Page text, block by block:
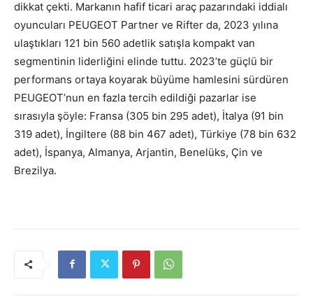
dikkat çekti. Markanın hafif ticari araç pazarındaki iddialı
oyuncuları PEUGEOT Partner ve Rifter da, 2023 yılına
ulaştıkları 121 bin 560 adetlik satışla kompakt van
segmentinin liderliğini elinde tuttu. 2023’te güçlü bir
performans ortaya koyarak büyüme hamlesini sürdüren
PEUGEOT’nun en fazla tercih edildiği pazarlar ise
sırasıyla şöyle: Fransa (305 bin 295 adet), İtalya (91 bin
319 adet), İngiltere (88 bin 467 adet), Türkiye (78 bin 632
adet), İspanya, Almanya, Arjantin, Benelüks, Çin ve
Brezilya.